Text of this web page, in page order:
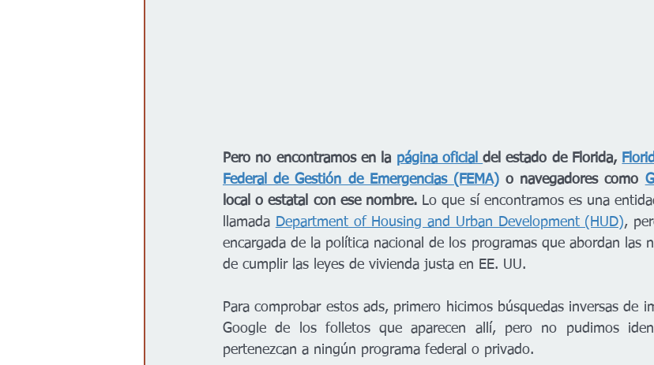
Pero no encontramos en la página oficial del estado de Florida,
Federal de Gestión de Emergencias (FEMA) o navegadores como
local o estatal con ese nombre. Lo que sí encontramos es una
llamada Department of Housing and Urban Development (HUD),
encargada de la política nacional de los programas que abordan las
de cumplir las leyes de vivienda justa en EE. UU.
Para comprobar estos ads, primero hicimos búsquedas inversas de
Google de los folletos que aparecen allí, pero no pudimos
pertenezcan a ningún programa federal o privado.